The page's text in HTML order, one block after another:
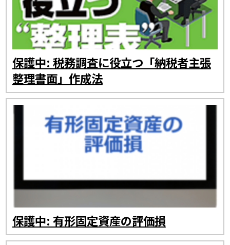
保護中: 税務調査に役立つ「納税者主張
整理書面」作成法
保護中: 有形固定資産の評価損